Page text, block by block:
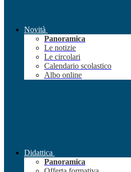
Novità
Panoramica
Le notizie
Le circolari
Calendario scolastico
Albo online
Didattica
Panoramica